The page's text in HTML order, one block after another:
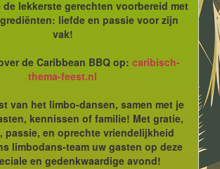
lekkerste gerechten voorbereid met
liefde en passie voor zijn
vak!
de Caribbean BBQ op: caribisch-
thema-feest.nl
van het limbo-dansen, samen met je
kennissen of familie! Met gratie,
passie, en oprechte vriendelijkheid
limbodans-team uw gasten op deze
en gedenkwaardige avond!